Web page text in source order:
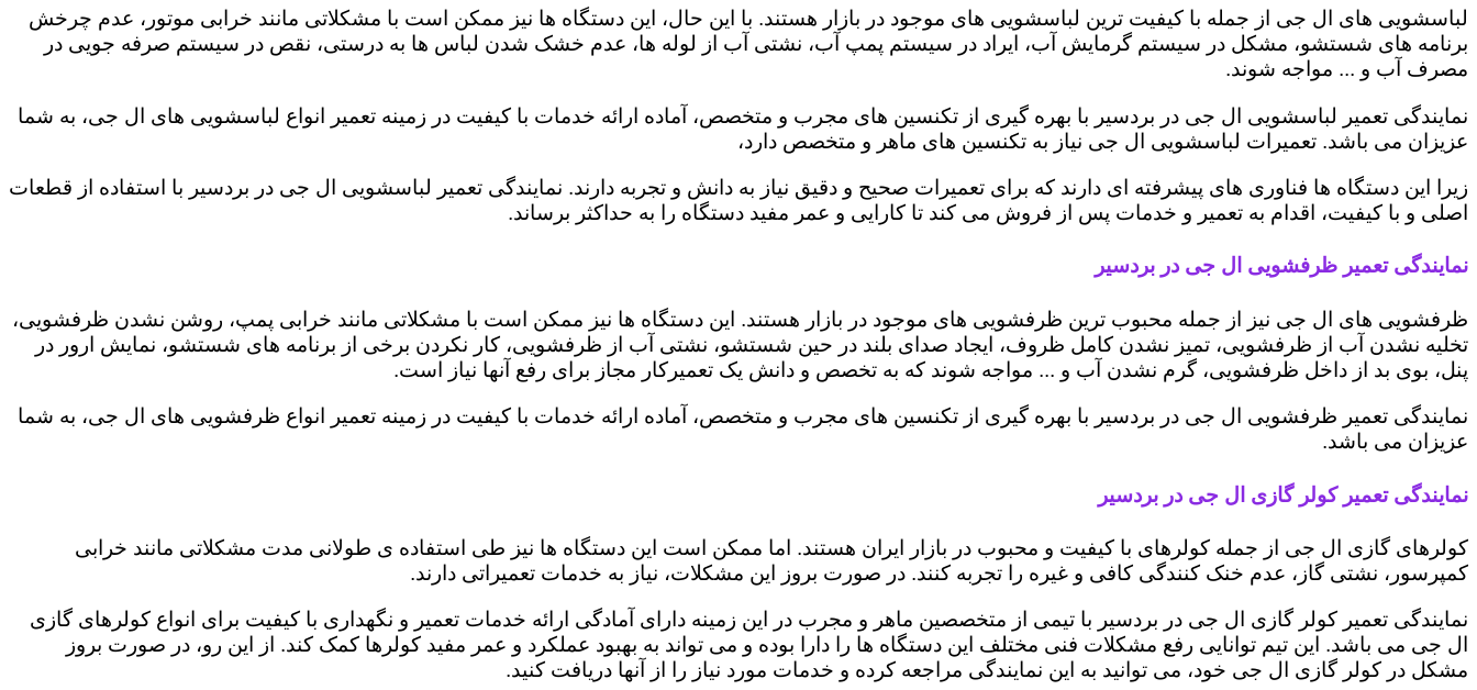
لباسشویی های ال جی از جمله با کیفیت ترین لباسشویی های موجود در بازار هستند. با این حال، این دستگاه ها نیز ممکن است با مشکلاتی مانند خرابی موتور، عدم چرخش
برنامه های شستشو، مشکل در سیستم گرمایش آب، ایراد در سیستم پمپ آب، نشتی آب از لوله ها، عدم خشک شدن لباس ها به درستی، نقص در سیستم صرفه جویی در
مصرف آب و ... مواجه شوند.
نمایندگی تعمیر لباسشویی ال جی در بردسیر با بهره گیری از تکنسین های مجرب و متخصص، آماده ارائه خدمات با کیفیت در زمینه تعمیر انواع لباسشویی های ال جی، به شما
عزیزان می باشد. تعمیرات لباسشویی ال جی نیاز به تکنسین های ماهر و متخصص دارد،
زیرا این دستگاه ها فناوری های پیشرفته ای دارند که برای تعمیرات صحیح و دقیق نیاز به دانش و تجربه دارند. نمایندگی تعمیر لباسشویی ال جی در بردسیر با استفاده از قطعات
اصلی و با کیفیت، اقدام به تعمیر و خدمات پس از فروش می کند تا کارایی و عمر مفید دستگاه را به حداکثر برساند.
نمایندگی تعمیر ظرفشویی ال جی در بردسیر
ظرفشویی های ال جی نیز از جمله محبوب ترین ظرفشویی های موجود در بازار هستند. این دستگاه ها نیز ممکن است با مشکلاتی مانند خرابی پمپ، روشن نشدن ظرفشویی،
تخلیه نشدن آب از ظرفشویی، تمیز نشدن کامل ظروف، ایجاد صدای بلند در حین شستشو، نشتی آب از ظرفشویی، کار نکردن برخی از برنامه های شستشو، نمایش ارور در
پنل، بوی بد از داخل ظرفشویی، گرم نشدن آب و ... مواجه شوند که به تخصص و دانش یک تعمیرکار مجاز برای رفع آنها نیاز است.
نمایندگی تعمیر ظرفشویی ال جی در بردسیر با بهره گیری از تکنسین های مجرب و متخصص، آماده ارائه خدمات با کیفیت در زمینه تعمیر انواع ظرفشویی های ال جی، به شما
عزیزان می باشد.
نمایندگی تعمیر کولر گازی ال جی در بردسیر
کولرهای گازی ال جی از جمله کولرهای با کیفیت و محبوب در بازار ایران هستند. اما ممکن است این دستگاه ها نیز طی استفاده ی طولانی مدت مشکلاتی مانند خرابی
کمپرسور، نشتی گاز، عدم خنک کنندگی کافی و غیره را تجربه کنند. در صورت بروز این مشکلات، نیاز به خدمات تعمیراتی دارند.
نمایندگی تعمیر کولر گازی ال جی در بردسیر با تیمی از متخصصین ماهر و مجرب در این زمینه دارای آمادگی ارائه خدمات تعمیر و نگهداری با کیفیت برای انواع کولرهای گازی
ال جی می باشد. این تیم توانایی رفع مشکلات فنی مختلف این دستگاه ها را دارا بوده و می تواند به بهبود عملکرد و عمر مفید کولرها کمک کند. از این رو، در صورت بروز
مشکل در کولر گازی ال جی خود، می توانید به این نمایندگی مراجعه کرده و خدمات مورد نیاز را از آنها دریافت کنید.